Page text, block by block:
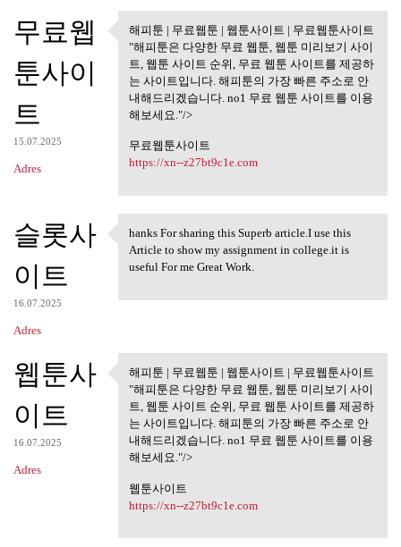
무료웹
툰사이
트
15.07.2025
Adres
해피툰 | 무료웹툰 | 웹툰사이트 |
무료웹툰사이트
해피툰 | 무료웹툰 | 웹툰사이트 | 무료웹툰사이트
"해피툰은 다양한 무료 웹툰, 웹툰 미리보기 사이
트, 웹툰 사이트 순위, 무료 웹툰 사이트를 제공하
는 사이트입니다. 해피툰의 가장 빠른 주소로 안
내해드리겠습니다. no1 무료 웹툰 사이트를 이용
해보세요."/>
무료웹툰사이트
https://xn--z27bt9c1e.com
슬롯사
이트
16.07.2025
Adres
hanks For sharing this Superb
hanks For sharing this Superb article.I use this
Article to show my assignment in college.it is
useful For me Great Work.
웹툰사
이트
16.07.2025
Adres
해피툰 | 무료웹툰 | 웹툰사이트 |
무료웹툰사이트
해피툰 | 무료웹툰 | 웹툰사이트 | 무료웹툰사이트
"해피툰은 다양한 무료 웹툰, 웹툰 미리보기 사이
트, 웹툰 사이트 순위, 무료 웹툰 사이트를 제공하
는 사이트입니다. 해피툰의 가장 빠른 주소로 안
내해드리겠습니다. no1 무료 웹툰 사이트를 이용
해보세요."/>
웹툰사이트
https://xn--z27bt9c1e.com